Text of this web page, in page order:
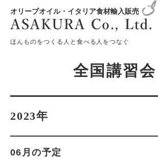
オリーブオイル・イタリア食材輸入販売
ほんものをつくる人と食べる人をつなぐ
変更確認プレビュー
全国講習会
2023年
06月の予定